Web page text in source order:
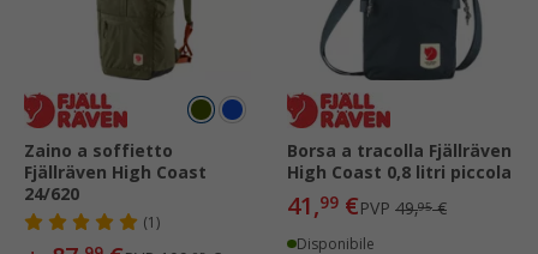
Zaino a soffietto
Fjällräven High Coast
24/620
(1)
Borsa a tracolla Fjällräven
High Coast 0,8 litri piccola
41,99 €PVP 49,95€
Disponibile